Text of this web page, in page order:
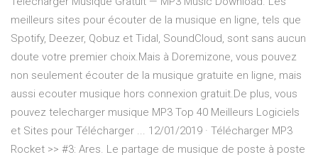
meilleurs sites pour écouter de la musique en ligne, tels que
Spotify, Deezer, Qobuz et Tidal, SoundCloud, sont sans aucun
doute votre premier choix.Mais à Doremizone, vous pouvez
non seulement écouter de la musique gratuite en ligne, mais
aussi ecouter musique hors connexion gratuit.De plus, vous
pouvez telecharger musique MP3 Top 40 Meilleurs Logiciels
et Sites pour Télécharger ... 12/01/2019 · Télécharger MP3
Rocket >> #3: Ares. Le partage de musique de poste à poste